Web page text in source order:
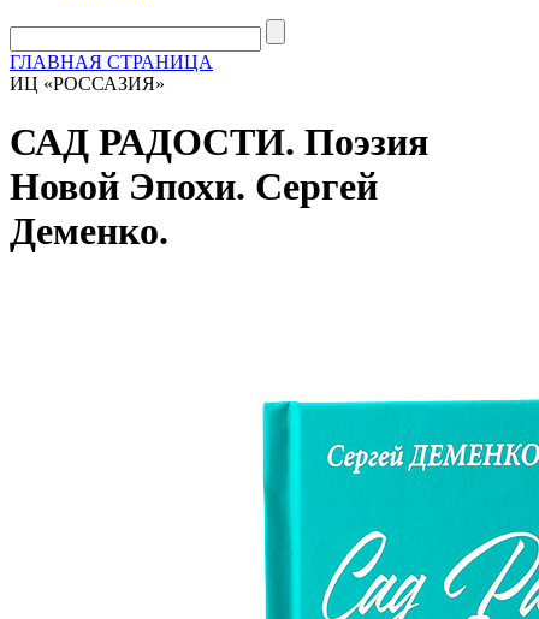
ГЛАВНАЯ СТРАНИЦА
ИЦ «РОССАЗИЯ»
САД РАДОСТИ. Поэзия
Новой Эпохи. Сергей
Деменко.